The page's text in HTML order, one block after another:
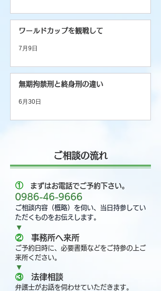
ワールドカップを観戦して
7月9日
無期拘禁刑と終身刑の違い
6月30日
​ご相談の流れ
①まずはお電話でご予約下さい。
0986-46-9666
ご相談内容（概略​）を伺い、当日持参してい
ただくものをお伝えします。
▼
② 事務所へ来所​
ご予約日時に、必要書類などをご持参の上ご
来所ください。
▼​
③ 法律相談
弁護士がお話を伺わせていただきます。